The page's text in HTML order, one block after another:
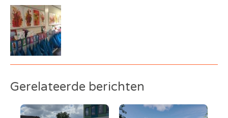
Gerelateerde berichten